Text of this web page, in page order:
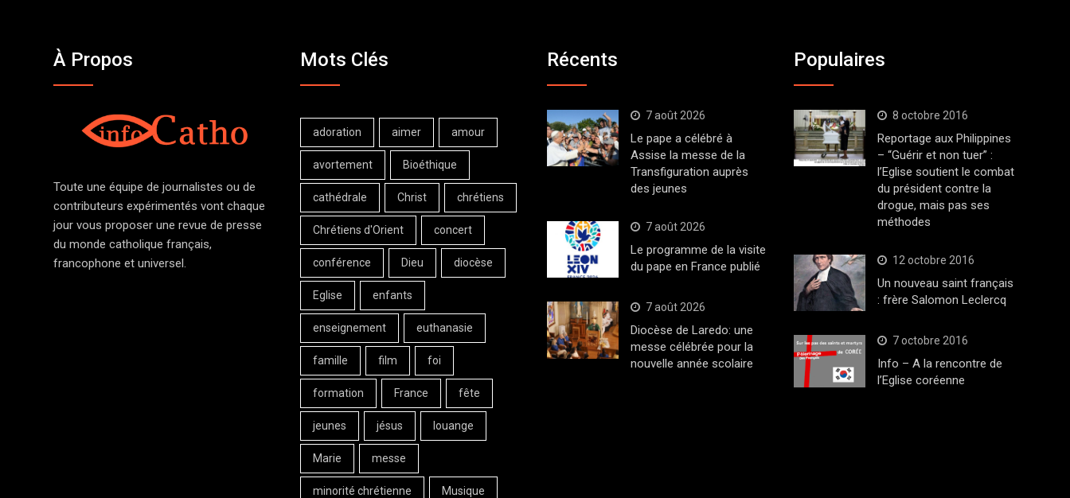
À Propos
Toute une équipe de journalistes ou de
contributeurs expérimentés vont chaque
jour vous proposer une revue de presse
du monde catholique français,
francophone et universel.
Mots Clés
adoration aimer amour
avortement Bioéthique
cathédrale Christ chrétiens
Chrétiens d'Orient concert
conférence Dieu diocèse
Eglise enfants
enseignement euthanasie
famille film foi
formation France fête
jeunes jésus louange
Marie messe
minorité chrétienne Musique
Récents
7 août 2026
Le pape a célébré à
Assise la messe de la
Transfiguration auprès
des jeunes
7 août 2026
Le programme de la visite
du pape en France publié
7 août 2026
Diocèse de Laredo: une
messe célébrée pour la
nouvelle année scolaire
Populaires
8 octobre 2016
Reportage aux Philippines
– “Guérir et non tuer” :
l’Eglise soutient le combat
du président contre la
drogue, mais pas ses
méthodes
12 octobre 2016
Un nouveau saint français
: frère Salomon Leclercq
7 octobre 2016
Info – A la rencontre de
l’Eglise coréenne